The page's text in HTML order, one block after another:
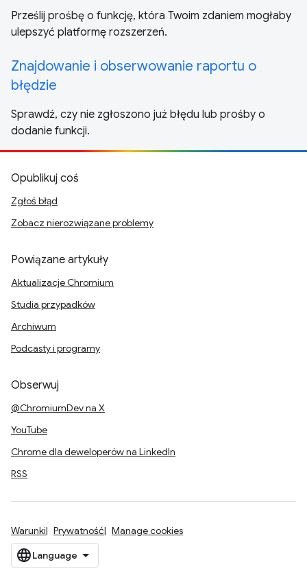
Prześlij prośbę o funkcję, która Twoim zdaniem mogłaby
ulepszyć platformę rozszerzeń.
Znajdowanie i obserwowanie raportu o
błędzie
Sprawdź, czy nie zgłoszono już błędu lub prośby o
dodanie funkcji.
Opublikuj coś
Zgłoś błąd
Zobacz nierozwiązane problemy
Powiązane artykuły
Aktualizacje Chromium
Studia przypadków
Archiwum
Podcasty i programy
Obserwuj
@ChromiumDev na X
YouTube
Chrome dla deweloperów na LinkedIn
RSS
Warunki Prywatność Manage cookies